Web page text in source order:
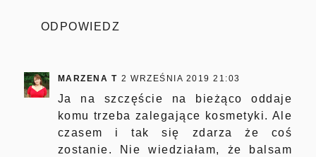
ODPOWIEDZ
MARZENA T 2 WRZEŚNIA 2019 21:03
Ja na szczęście na bieżąco oddaje
komu trzeba zalegające kosmetyki. Ale
czasem i tak się zdarza że coś
zostanie. Nie wiedziałam, że balsam